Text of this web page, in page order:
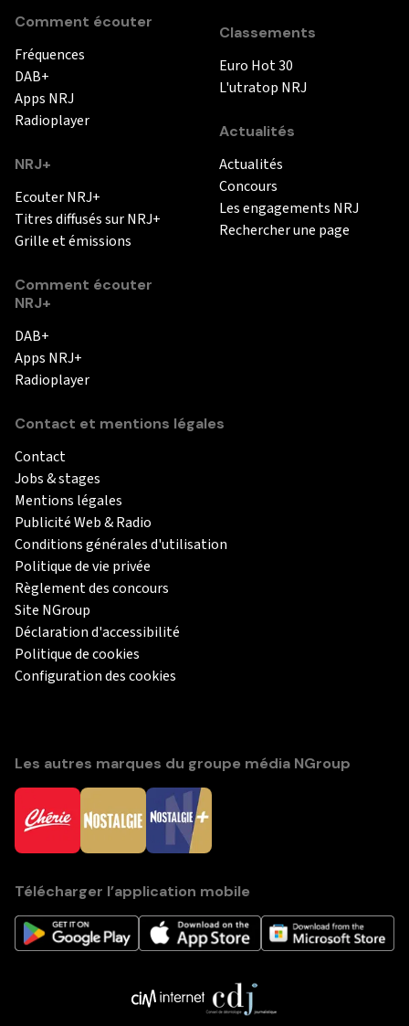
Comment écouter
Fréquences
DAB+
Apps NRJ
Radioplayer
NRJ+
Ecouter NRJ+
Titres diffusés sur NRJ+
Grille et émissions
Comment écouter
NRJ+
DAB+
Apps NRJ+
Radioplayer
Classements
Euro Hot 30
L'utratop NRJ
Actualités
Actualités
Concours
Les engagements NRJ
Rechercher une page
Contact et mentions légales
Contact
Jobs & stages
Mentions légales
Publicité Web & Radio
Conditions générales d'utilisation
Politique de vie privée
Règlement des concours
Site NGroup
Déclaration d'accessibilité
Politique de cookies
Configuration des cookies
Les autres marques du groupe média NGroup
Télécharger l’application mobile